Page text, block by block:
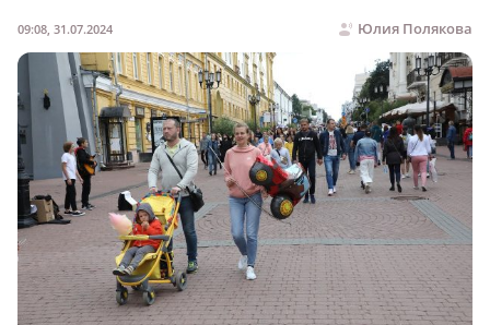
Юлия Полякова
09:08, 31.07.2024